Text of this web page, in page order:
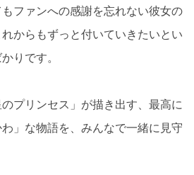
ファンへの感謝を忘れない彼女の
からもずっと付いていきたいとい
りです。
プリンセス」が描き出す、最高に
」な物語を、みんなで一緒に見守